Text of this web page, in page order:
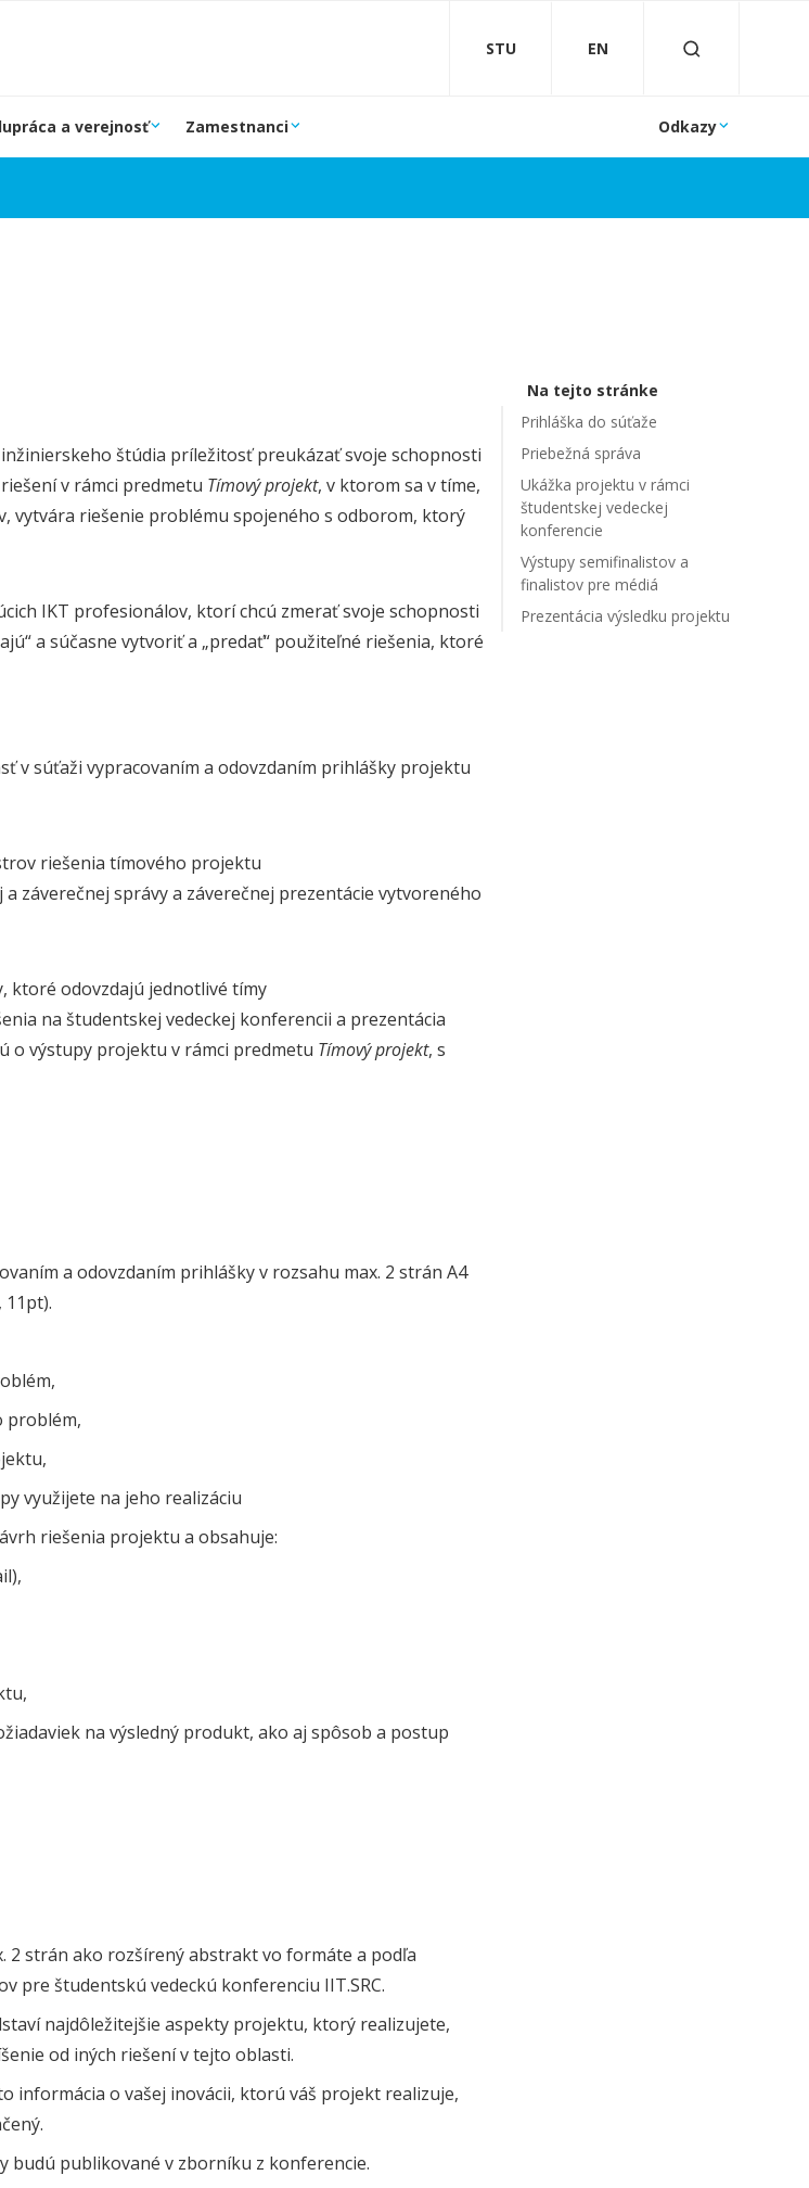
STU EN
a verejnosť Zamestnanci Odkazy
Na tejto stránke
Prihláška do súťaže
Priebežná správa
Ukážka projektu v rámci
študentskej vedeckej
konferencie
Výstupy semifinalistov a
finalistov pre médiá
Prezentácia výsledku projektu
štúdia príležitosť preukázať svoje schopnosti
v rámci predmetu Tímový projekt, v ktorom sa v tíme,
vytvára riešenie problému spojeného s odborom, ktorý
IKT profesionálov, ktorí chcú zmerať svoje schopnosti
a súčasne vytvoriť a „predať“ použiteľné riešenia, ktoré
v súťaži vypracovaním a odovzdaním prihlášky projektu
riešenia tímového projektu
záverečnej správy a záverečnej prezentácie vytvoreného
ktoré odovzdajú jednotlivé tímy
na študentskej vedeckej konferencii a prezentácia
o výstupy projektu v rámci predmetu Tímový projekt, s
a odovzdaním prihlášky v rozsahu max. 2 strán A4
problém,
využijete na jeho realizáciu
riešenia projektu a obsahuje:
na výsledný produkt, ako aj spôsob a postup
2 strán ako rozšírený abstrakt vo formáte a podľa
pre študentskú vedeckú konferenciu IIT.SRC.
najdôležitejšie aspekty projektu, ktorý realizujete,
od iných riešení v tejto oblasti.
informácia o vašej inovácii, ktorú váš projekt realizuje,
budú publikované v zborníku z konferencie.